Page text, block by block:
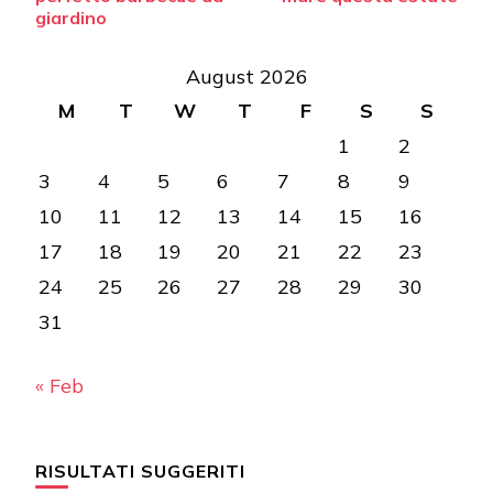
giardino
August 2026
M
T W T F S
S
1
2
3
4 5 6 7 8
9
10
11 12 13 14 15
16
17
18 19 20 21 22
23
24
25 26 27 28 29
30
31
« Feb
RISULTATI SUGGERITI